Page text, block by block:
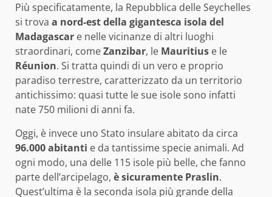
Più specificatamente, la Repubblica delle Seychelles
si trova a nord-est della gigantesca isola del
Madagascar e nelle vicinanze di altri luoghi
straordinari, comeZanzibar, le Mauritius e le
Réunion. Si tratta quindi di un vero e proprio
paradiso terrestre, caratterizzato da un territorio
antichissimo: quasi tutte le sue isole sono infatti
nate 750 milioni di anni fa.
Oggi, è invece uno Stato insulare abitato da circa
96.000 abitanti e da tantissime specie animali. Ad
ogni modo, una delle 115 isole più belle, che fanno
parte dell’arcipelago, è sicuramente Praslin.
Quest’ultima è la seconda isola più grande della